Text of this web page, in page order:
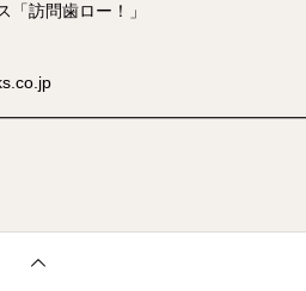
「訪問歯ロー！」